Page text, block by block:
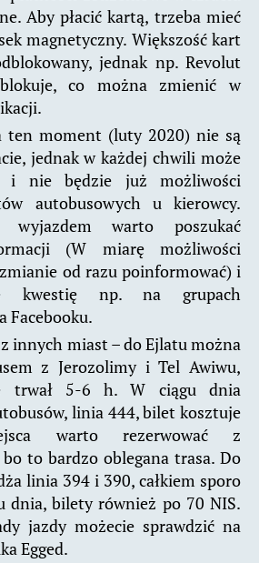
Aby płacić kartą, trzeba mieć
magnetyczny. Większość kart
jednak np. Revolut
co można zmienić w
ten moment (luty 2020) nie są
jednak w każdej chwili może
nie będzie już możliwości
autobusowych u kierowcy.
wyjazdem warto poszukać
(W miarę możliwości
od razu poinformować) i
kwestię np. na grupach
Facebooku.
innych miast – do Ejlatu można
z Jerozolimy i Tel Awiwu,
trwał 5-6 h. W ciągu dnia
linia 444, bilet kosztuje
warto rezerwować z
to bardzo oblegana trasa. Do
linia 394 i 390, całkiem sporo
dnia, bilety również po 70 NIS.
jazdy możecie sprawdzić na
Egged.